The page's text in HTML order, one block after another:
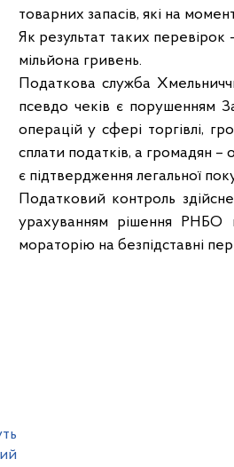
товарних запасів, які на
Як результат таких
мільйона гривень.
Податкова служба
псевдо чеків є порушенням
операцій у сфері торгівлі,
сплати податків, а громадян –
є підтвердження легальної
Податковий контроль
урахуванням рішення РНБО
мораторію на безпідставні